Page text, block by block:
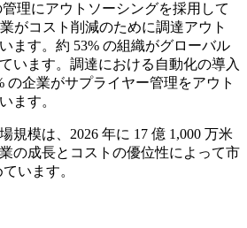
理にアウトソーシングを採用して
がコスト削減のために調達アウト
ます。約 53% の組織がグローバル
います。調達における自動化の導入
の企業がサプライヤー管理をアウト
ます。
規模は、2026 年に 17 億 1,000 万米
の成長とコストの優位性によって市
います。